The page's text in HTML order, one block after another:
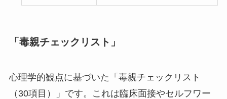
「毒親チェックリスト」
心理学的観点に基づいた「毒親チェックリスト
（30項目）」です。これは臨床面接やセルフワー